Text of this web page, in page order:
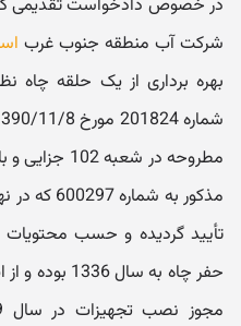
در خصوص دادخواست تقدیمی
شرکت آب منطقه جنوب غرب
بهره برداری از یک حلقه چاه
مطروحه در
تأیید گردیده و حسب محتویات
حفر چاه به